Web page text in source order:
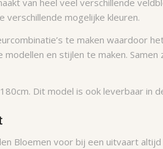
verschillende mogelijke kleuren.
te maken waardoor
modellen en stijlen te maken.
Dit model is ook leverbaar in
Bloemen voor bij een uitvaart